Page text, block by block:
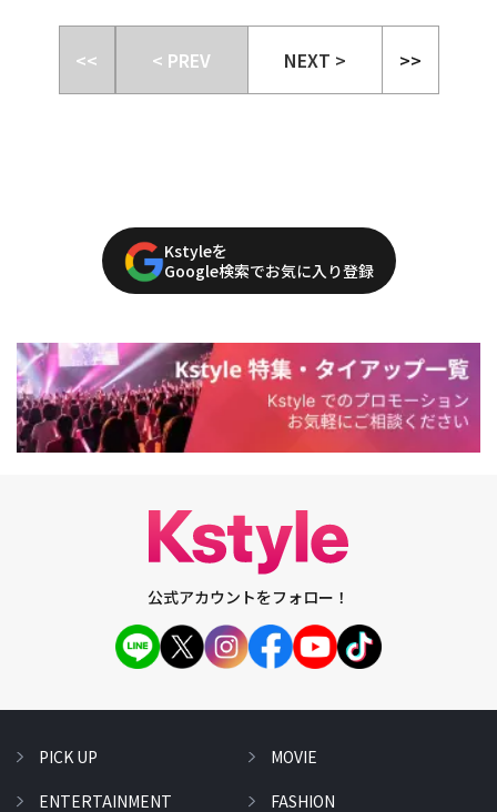
<< < PREV NEXT > >>
Kstyleを
Google検索でお気に入り登録
公式アカウントをフォロー！
PICK UP
ENTERTAINMENT
MOVIE
FASHION